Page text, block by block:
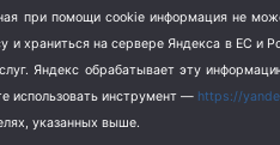
при помощи cookie информация не
храниться на сервере Яндекса в ЕС
Яндекс обрабатывает эту
использовать инструмент — https://
указанных выше.